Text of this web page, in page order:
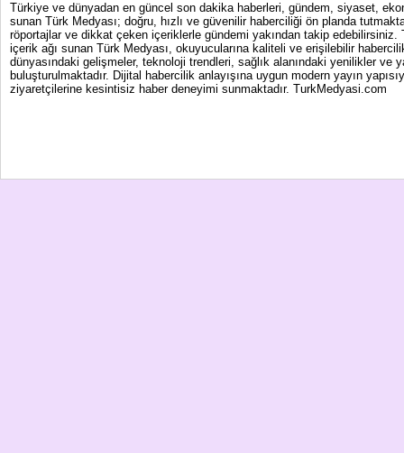
Türkiye ve dünyadan en güncel son dakika haberleri, gündem, siyaset,
sunan Türk Medyası; doğru, hızlı ve güvenilir haberciliği ön planda
röportajlar ve dikkat çeken içeriklerle gündemi yakından takip
içerik ağı sunan Türk Medyası, okuyucularına kaliteli ve erişilebilir
dünyasındaki gelişmeler, teknoloji trendleri, sağlık alanındaki yenilikler
buluşturulmaktadır. Dijital habercilik anlayışına uygun modern yayın
ziyaretçilerine kesintisiz haber deneyimi sunmaktadır. TurkMedyasi.com